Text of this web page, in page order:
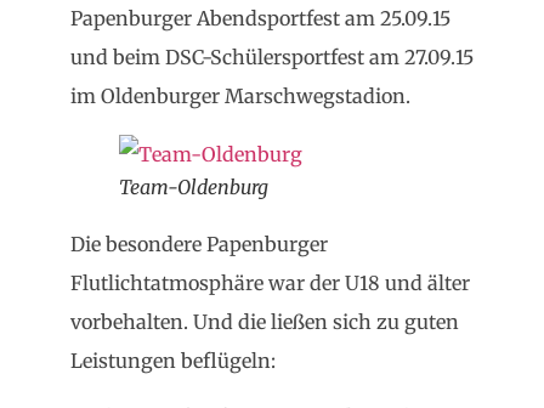
Papenburger Abendsportfest am 25.09.15
und beim DSC-Schülersportfest am 27.09.15
im Oldenburger Marschwegstadion.
Team-Oldenburg
Die besondere Papenburger
Flutlichtatmosphäre war der U18 und älter
vorbehalten. Und die ließen sich zu guten
Leistungen beflügeln: